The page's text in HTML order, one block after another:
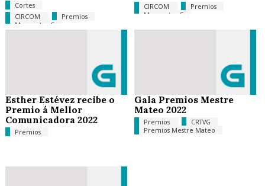
Cortes
CIRCOM
Premios
Momentos G
CIRCOM
Premios
Momentos G
Esther Estévez recibe o
Premio á Mellor
Comunicadora 2022
Premios
Gala Premios Mestre
Mateo 2022
Premios
CRTVG
Premios Mestre Mateo